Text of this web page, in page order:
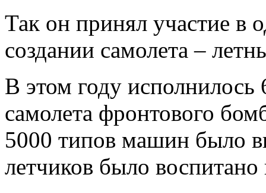
Так он принял участие в
создании самолета –
В этом году исполнилось
самолета фронтового
5000 типов машин было
летчиков было